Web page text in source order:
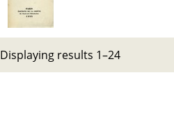
Displaying results 1–24